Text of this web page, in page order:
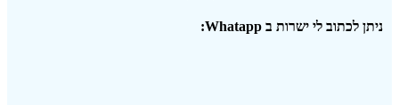
ניתן לכתוב לי ישרות ב Whatapp: